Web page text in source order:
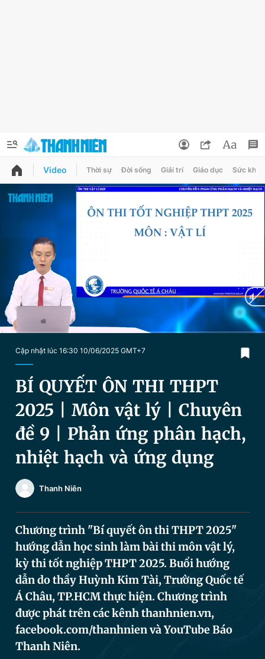
QUẢNG CÁO
Chuyên mục
Chuyên mục khác
Chào ngày mới
Video Magazine
Sản phẩm khác
Tiện ích Bạn cần biết
Thông tin tòa soạn
Đọc Thanh Niên trên điện thoại
Theo dõi báo trên
Thông tin tài khoản
Đổi mật khẩu
Tin đã lưu
Tin đã xem
Đăng xuất
Video Thời sự Đời sống Giải trí Giáo dục Sức khỏe
Cập nhật lúc 16:30 10/06/2025 GMT+7
BÍ QUYẾT ÔN THI THPT
2025 | Môn vật lý | Chuyên
đề 9 | Phản ứng phân hạch,
nhiệt hạch và ứng dụng
Thanh Niên
Chương trình "Bí quyết ôn thi THPT 2025"
hướng dẫn học sinh làm bài thi môn vật lý,
kỳ thi tốt nghiệp THPT 2025. Buổi hướng
dẫn do thầy Huỳnh Kim Tài, Trường Quốc tế
Á Châu, TP.HCM thực hiện. Chương trình
được phát trên các kênh thanhnien.vn,
facebook.com/thanhnien và YouTube Báo
Thanh Niên.